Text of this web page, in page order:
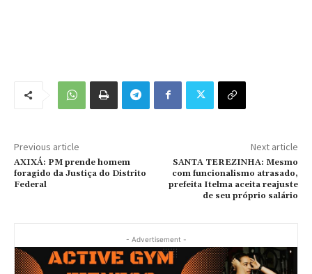
Previous article
AXIXÁ: PM prende homem
foragido da Justiça do Distrito
Federal
Next article
SANTA TEREZINHA: Mesmo
com funcionalismo atrasado,
prefeita Itelma aceita reajuste
de seu próprio salário
- Advertisement -